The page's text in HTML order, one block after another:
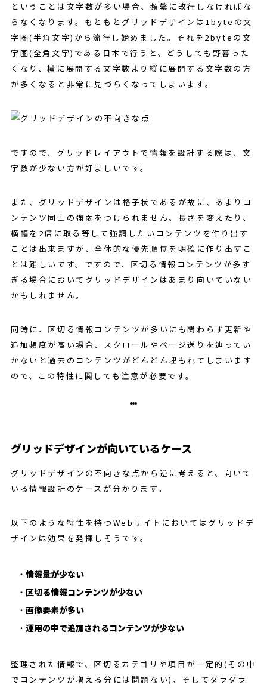
ということは文字数が多い場合、頻繁に改行しなければな
らなくなります。もともとグリッドデザインは1byteの文
字圏(半角文字)から流行し始めました。それを2byteの文
字圏(全角文字)である日本で行うと、どうしても野暮った
くなり、横に展開する文字数より縦に展開する文字数の方
が多くなると非常に見づらくなってしまいます。
ですので、グリッドレイアウトで情報を設計する際は、文
字数が少ない方が好ましいです。
また、グリッドデザインは格子状であるが故に、あまりコ
ンテンツ同士の強弱をつけられません。長さを変えたり、
横幅を2倍に取る等して強調したいコンテンツを作り出す
ことは出来ますが、全体的な優先順位を明確に作り出すこ
とは難しいです。ですので、区切る情報コンテンツが多す
ぎる場合においてグリッドデザインはあまり向いていない
かもしれません。
同時に、区切る情報コンテンツが多いにも関わらず更新や
追加頻度が高い場合、スクロールやページ送りを辿ってい
かないと過去のコンテンツがどんどん埋もれてしまいます
ので、この特性に関しても注意が必要です。
グリッドデザインが向いているケース
グリッドデザインの不向きな点から逆に考えると、向いて
いる情報設計のケースが分かります。
以下のような特性を持つWebサイトにおいてはグリッドデ
ザインは効果を発揮しそうです。
情報量が少ない
区切る情報コンテンツが少ない
画像要素が多い
運用の中で追加されるコンテンツが少ない
整理された情報で、区切るカテゴリや項目が一定的(その中
でコンテンツが増える分には問題ない)、そしてダラダラ